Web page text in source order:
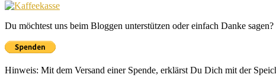
Du möchtest uns beim Bloggen unterstützen oder einfach Danke
Hinweis: Mit dem Versand einer Spende, erklärst Du Dich mit der